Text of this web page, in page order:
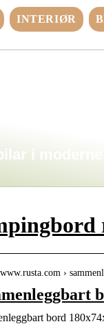
INTERIØR
i moderne
›
bord